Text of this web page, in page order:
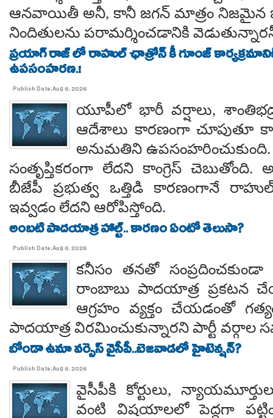
ఆనవాయితీ అనీ, కానీ జగన్ మాత్రం నిజమైన
నిందితులను పరామర్శించడానికి
ప్రయాగ్ రాజ్ లో రాహుల్ ఛాత్రోన్ కీ గూంజ్
ఉపసంహరణ.!
Publish Date:Aug 6, 2026
యూపీలో భారీ వర్షాలు,
ఆదేశాలు కారణంగా చూపుతూ
అనుమతిని
సంతృప్తికరంగా లేదని కాంగ్రెస్ చెబుతోంది.
బీజేపీ ప్రభుత్వ ఒత్తిడి కారణంగానే
ఇవ్వడం లేదని ఆరోపిస్తోంది.
అంబటి పాదయాత్ర హాల్ట్.. కారణం ఏంటో తెలుసా?
Publish Date:Aug 6, 2026
కనీసం తనతో సంప్రదించకుండా
రాంబాబు పాదయాత్ర ప్రకటన
ఆగ్రహం వ్యక్తం చేయడంతో
పాదయాత్ర విరమించుకున్నారని పార్టీ వర్గాల
బోండా ఉమా వర్సెస్ వైసీపీ..బెజవాడలో హైటెన్షన్?
Publish Date:Aug 6, 2026
వైసీపీకి కోర్టులు,
వంటి విషయాలలో పెద్దగా